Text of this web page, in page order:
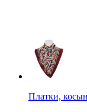
Платки,